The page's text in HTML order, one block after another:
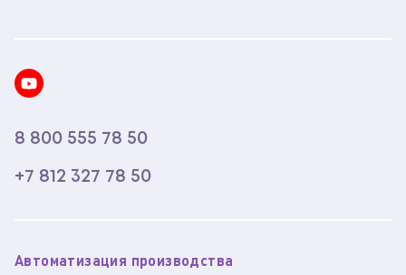
8 800 555 78 50
+7 812 327 78 50
Автоматизация производства